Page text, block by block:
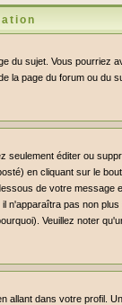
du sujet. Vous pourriez
la page du forum ou du
seulement éditer ou
en cliquant sur le
de votre message
pas non
Veuillez noter
allant dans votre profil.